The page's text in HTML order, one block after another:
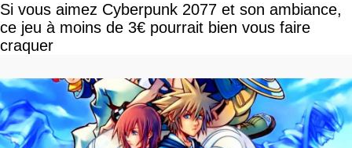
Si vous aimez Cyberpunk 2077 et son ambiance,
ce jeu à moins de 3€ pourrait bien vous faire
craquer